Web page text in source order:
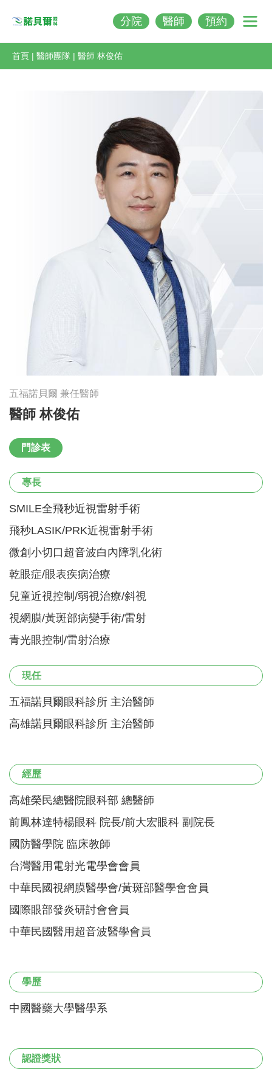
分院 醫師 預約
首頁 | 醫師團隊 | 醫師 林俊佑
五福諾貝爾 兼任醫師
醫師 林俊佑
門診表
專長
SMILE全飛秒近視雷射手術
飛秒LASIK/PRK近視雷射手術
微創小切口超音波白內障乳化術
乾眼症/眼表疾病治療
兒童近視控制/弱視治療/斜視
視網膜/黃斑部病變手術/雷射
青光眼控制/雷射治療
現任
五福諾貝爾眼科診所 主治醫師
高雄諾貝爾眼科診所 主治醫師
經歷
高雄榮民總醫院眼科部 總醫師
前鳳林達特楊眼科 院長/前大宏眼科 副院長
國防醫學院 臨床教師
台灣醫用電射光電學會會員
中華民國視網膜醫學會/黃斑部醫學會會員
國際眼部發炎研討會會員
中華民國醫用超音波醫學會員
學歷
中國醫藥大學醫學系
認證獎狀